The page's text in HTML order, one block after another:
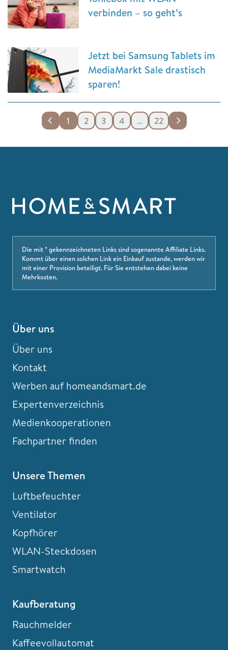
verbinden – so geht’s
Jetzt bei Samsung Tablets im
MediaMarkt Sale drastisch
sparen!
1 2 3 4 … 22
Die mit * gekennzeichneten Links sind sogenannte Affiliate Links.
Kommt über einen solchen Link ein Einkauf zustande, werden wir
mit einer Provision beteiligt. Für Sie entstehen dabei keine
Mehrkosten.
Über uns
Über uns
Kontakt
Werben auf homeandsmart.de
Expertenverzeichnis
Medienkooperationen
Fachpartner finden
Unsere Themen
Luftbefeuchter
Ventilator
Kopfhörer
WLAN-Steckdosen
Smartwatch
Kaufberatung
Rauchmelder
Kaffeevollautomat